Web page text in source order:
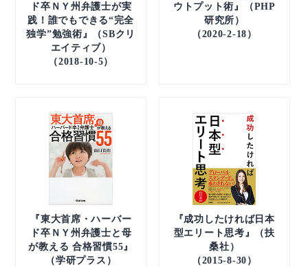
ド卒ＮＹ州弁護士が実
践！誰でもできる“完全
独学”勉強術』（SBクリ
エイティブ）
（2018-10-5）
ウトプット術』（PHP
研究所）
（2020-2-18）
『東大首席・ハーバー
ド卒ＮＹ州弁護士と母
が教える 合格習慣55』
（学研プラス）
『成功したければ日本
型エリート思考』（扶
桑社）
（2015-8-30）